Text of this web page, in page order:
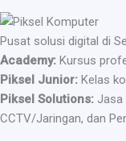
Pusat solusi digital di
Academy: Kursus
Piksel Junior: Kelas
Piksel Solutions: Jasa
CCTV/Jaringan, dan